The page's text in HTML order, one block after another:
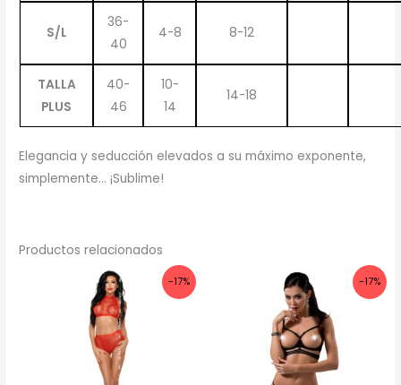
S/L
36-
40
4-8 8-12
TALLA
PLUS
40-
46
10-
14
14-18
Elegancia y seducción elevados a su máximo exponente,
simplemente… ¡Sublime!
Productos relacionados
-17% -17%